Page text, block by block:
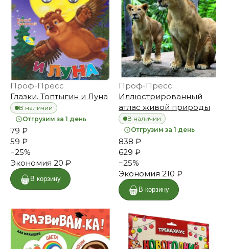
Проф-Пресс
Глазки. Топтыгин и Луна
В наличии
Отгрузим за 1 день
79 ₽
59 ₽
−25%
Экономия 20 ₽
В корзину
Проф-Пресс
Иллюстрированный
атлас живой природы
В наличии
Отгрузим за 1 день
838 ₽
629 ₽
−25%
Экономия 210 ₽
В корзину